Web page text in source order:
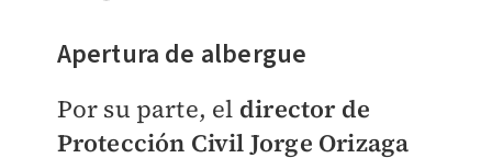
Apertura de albergue
Por su parte, el director de
Protección Civil Jorge Orizaga